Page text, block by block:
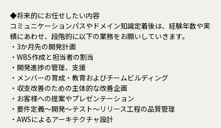
◆将来的にお任せしたい内容
コミュニケーションパスやドメイン知識定着後は、経験年数や実
績にあわせ、段階的に以下の業務をお願いしていきます。
・3か月先の開発計画
・WBS作成と担当者の割当
・開発進捗の管理、支援
・メンバーの育成・教育およびチームビルディング
・収支改善のための主体的な改善企画
・お客様への提案やプレゼンテーション
・要件定義～開発～テスト～リリース工程の品質管理
・AWSによるアーキテクチャ設計